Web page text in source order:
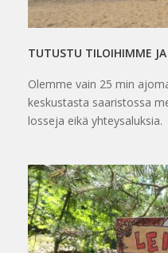
TUTUSTU TILOIHIMME
Olemme vain 25 min
keskustasta saaristossa
losseja eikä yhteysaluksia.